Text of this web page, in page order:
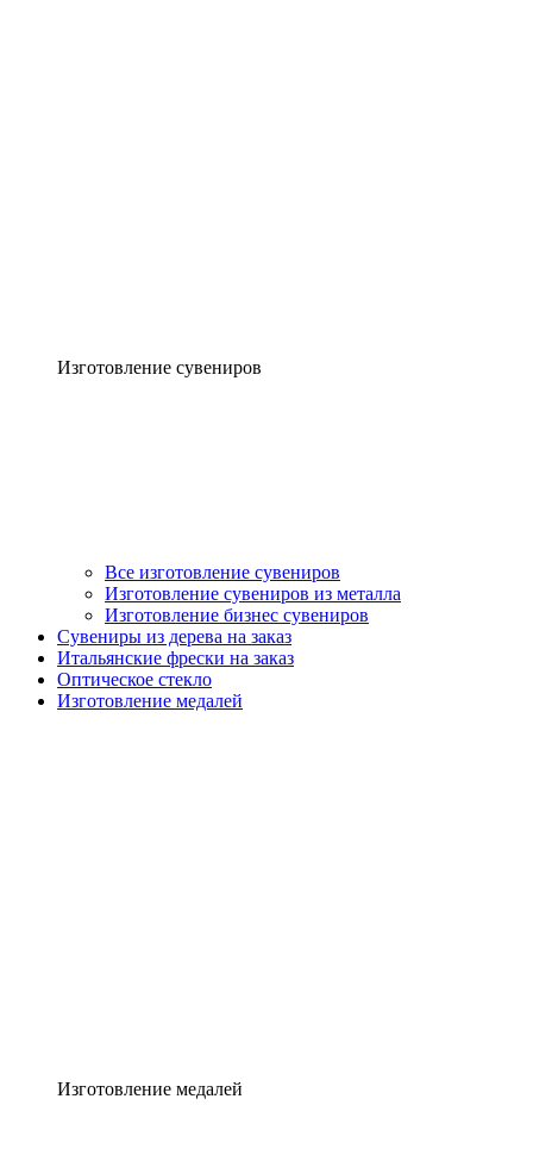
Изготовление сувениров
Все изготовление сувениров
Изготовление сувениров из металла
Изготовление бизнес сувениров
Сувениры из дерева на заказ
Итальянские фрески на заказ
Оптическое стекло
Изготовление медалей
Изготовление медалей